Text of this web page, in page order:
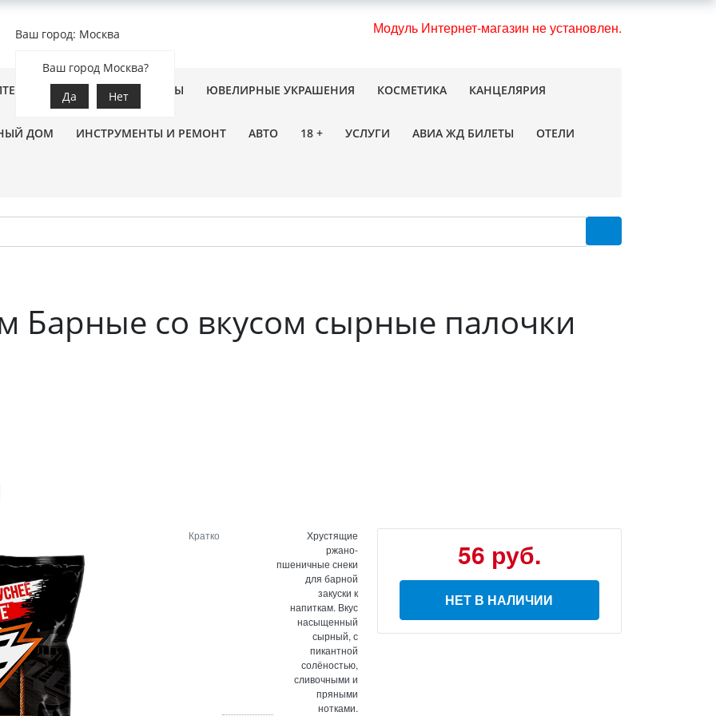
Модуль Интернет-магазин не установлен.
Ваш город: Москва
Ваш город Москва?
Да
Нет
ЗООТОВАРЫ ЦВЕТЫ ЮВЕЛИРНЫЕ УКРАШЕНИЯ КОСМЕТИКА КАНЦЕЛЯРИЯ
ДОМ ИНСТРУМЕНТЫ И РЕМОНТ АВТО 18 + УСЛУГИ АВИА ЖД БИЛЕТЫ ОТЕЛИ
Барные со вкусом сырные палочки
Кратко
Хрустящие
ржано-
пшеничные снеки
для барной
закуски к
напиткам. Вкус
насыщенный
сырный, с
пикантной
солёностью,
сливочными и
пряными
нотками.
56 руб.
НЕТ В НАЛИЧИИ